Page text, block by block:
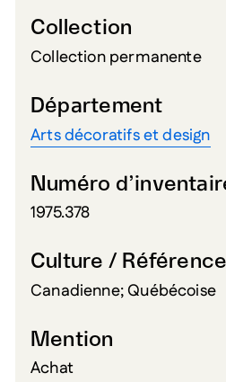
Collection
Collection permanente
Département
Arts décoratifs et design
Numéro
1975.378
Culture /
Canadienne; Québécoise
Mention
Achat